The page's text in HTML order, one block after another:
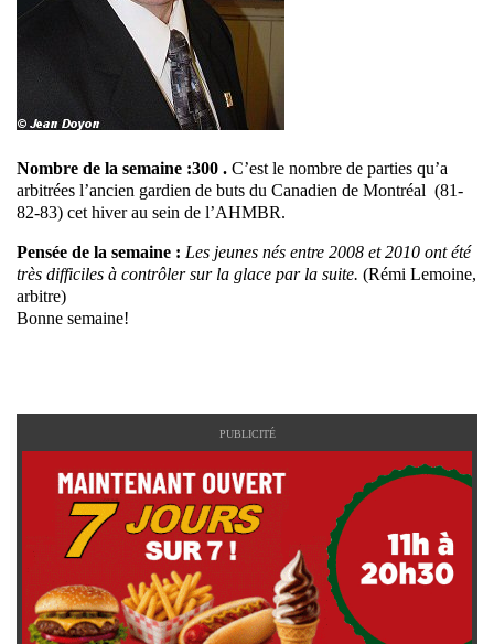
Nombre de la semaine :300 . C’est le nombre de parties qu’a
arbitrées l’ancien gardien de buts du Canadien de Montréal (81-
82-83) cet hiver au sein de l’AHMBR.
Pensée de la semaine : Les jeunes nés entre 2008 et 2010 ont été
très difficiles à contrôler sur la glace par la suite. (Rémi Lemoine,
arbitre)
Bonne semaine!
PUBLICITÉ